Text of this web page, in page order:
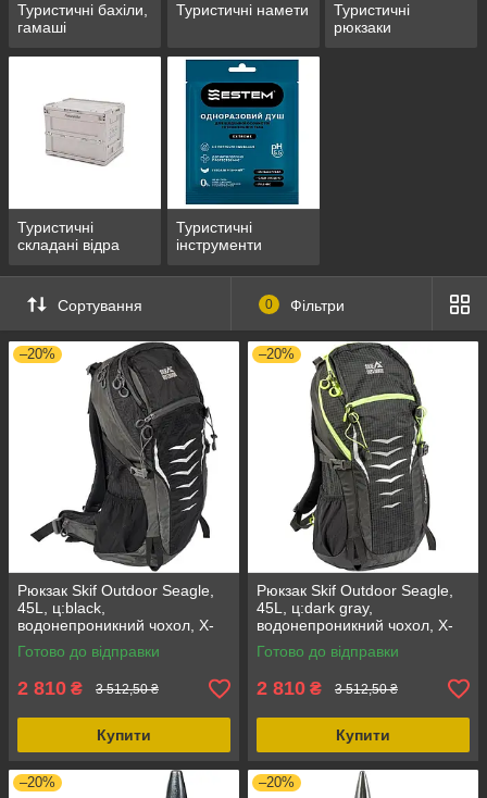
Туристичні бахіли,
гамаші
Туристичні намети
Туристичні
рюкзаки
Туристичні
складані відра
Туристичні
інструменти
Сортування 0 Фільтри
–20%
Рюкзак Skif Outdoor Seagle,
45L, ц:black,
водонепроникний чохол, Х-
подібна підвісна система,
для ноутбука
Готово до відправки
2 810 ₴ 3 512,50 ₴
Купити
–20%
Рюкзак Skif Outdoor Seagle,
45L, ц:dark gray,
водонепроникний чохол, Х-
подібна підвісна система,
для ноутбука
Готово до відправки
2 810 ₴ 3 512,50 ₴
Купити
–20% –20%